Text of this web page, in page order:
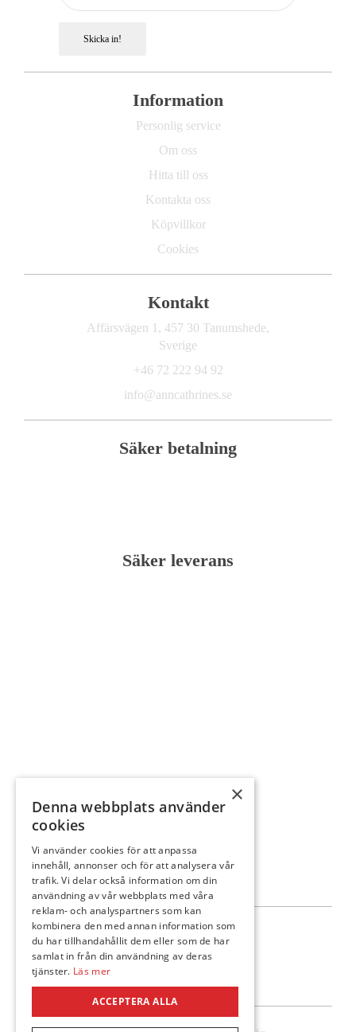
Skicka in!
Information
Personlig service
Om oss
Hitta till oss
Kontakta oss
Köpvillkor
Cookies
Kontakt
Affärsvägen 1, 457 30 Tanumshede,
Sverige
+46 72 222 94 92
info@anncathrines.se
Säker betalning
Säker leverans
Följ oss
×
Denna webbplats använder
cookies
Vi använder cookies för att anpassa
innehåll, annonser och för att analysera vår
trafik. Vi delar också information om din
användning av vår webbplats med våra
reklam- och analyspartners som kan
kombinera den med annan information som
du har tillhandahållit dem eller som de har
samlat in från din användning av deras
tjänster. Läs mer
ACCEPTERA ALLA